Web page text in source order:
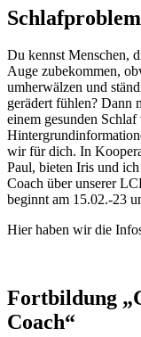
Du kennst Menschen,
Auge zubekommen,
umherwälzen und
gerädert fühlen? Dann
einem gesunden
wir für dich. In
Paul, bieten Iris und
Coach über unserer
beginnt am 15.02.-23
Hier haben wir die
Fortbildung
Coach“